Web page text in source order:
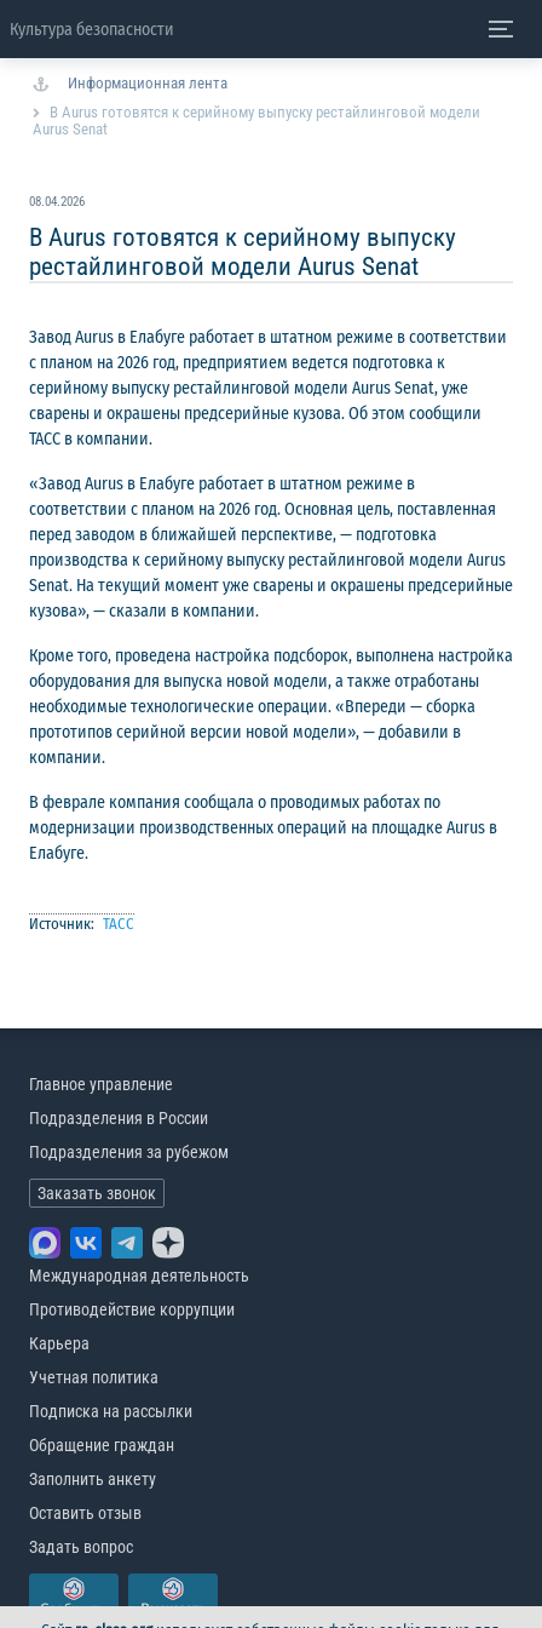
Культура безопасности
Информационная лента
В Aurus готовятся к серийному выпуску рестайлинговой модели
Aurus Senat
08.04.2026
В Aurus готовятся к серийному выпуску
рестайлинговой модели Aurus Senat
Завод Aurus в Елабуге работает в штатном режиме в соответствии
с планом на 2026 год, предприятием ведется подготовка к
серийному выпуску рестайлинговой модели Aurus Senat, уже
сварены и окрашены предсерийные кузова. Об этом сообщили
ТАСС в компании.
«Завод Aurus в Елабуге работает в штатном режиме в
соответствии с планом на 2026 год. Основная цель, поставленная
перед заводом в ближайшей перспективе, — подготовка
производства к серийному выпуску рестайлинговой модели Aurus
Senat. На текущий момент уже сварены и окрашены предсерийные
кузова», — сказали в компании.
Кроме того, проведена настройка подсборок, выполнена настройка
оборудования для выпуска новой модели, а также отработаны
необходимые технологические операции. «Впереди — сборка
прототипов серийной версии новой модели», — добавили в
компании.
В феврале компания сообщала о проводимых работах по
модернизации производственных операций на площадке Aurus в
Елабуге.
Источник: ТАСС
Главное управление
Подразделения в России
Подразделения за рубежом
Заказать звонок
Международная деятельность
Противодействие коррупции
Карьера
Учетная политика
Подписка на рассылки
Обращение граждан
Заполнить анкету
Оставить отзыв
Задать вопрос